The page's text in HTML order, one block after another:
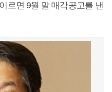
르면 9월 말 매각공고를 낸